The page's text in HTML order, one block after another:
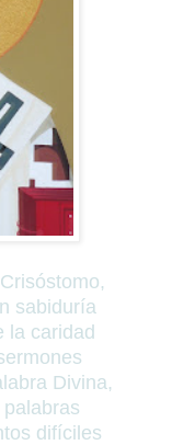
sabiduría
la caridad
Divina,
difíciles